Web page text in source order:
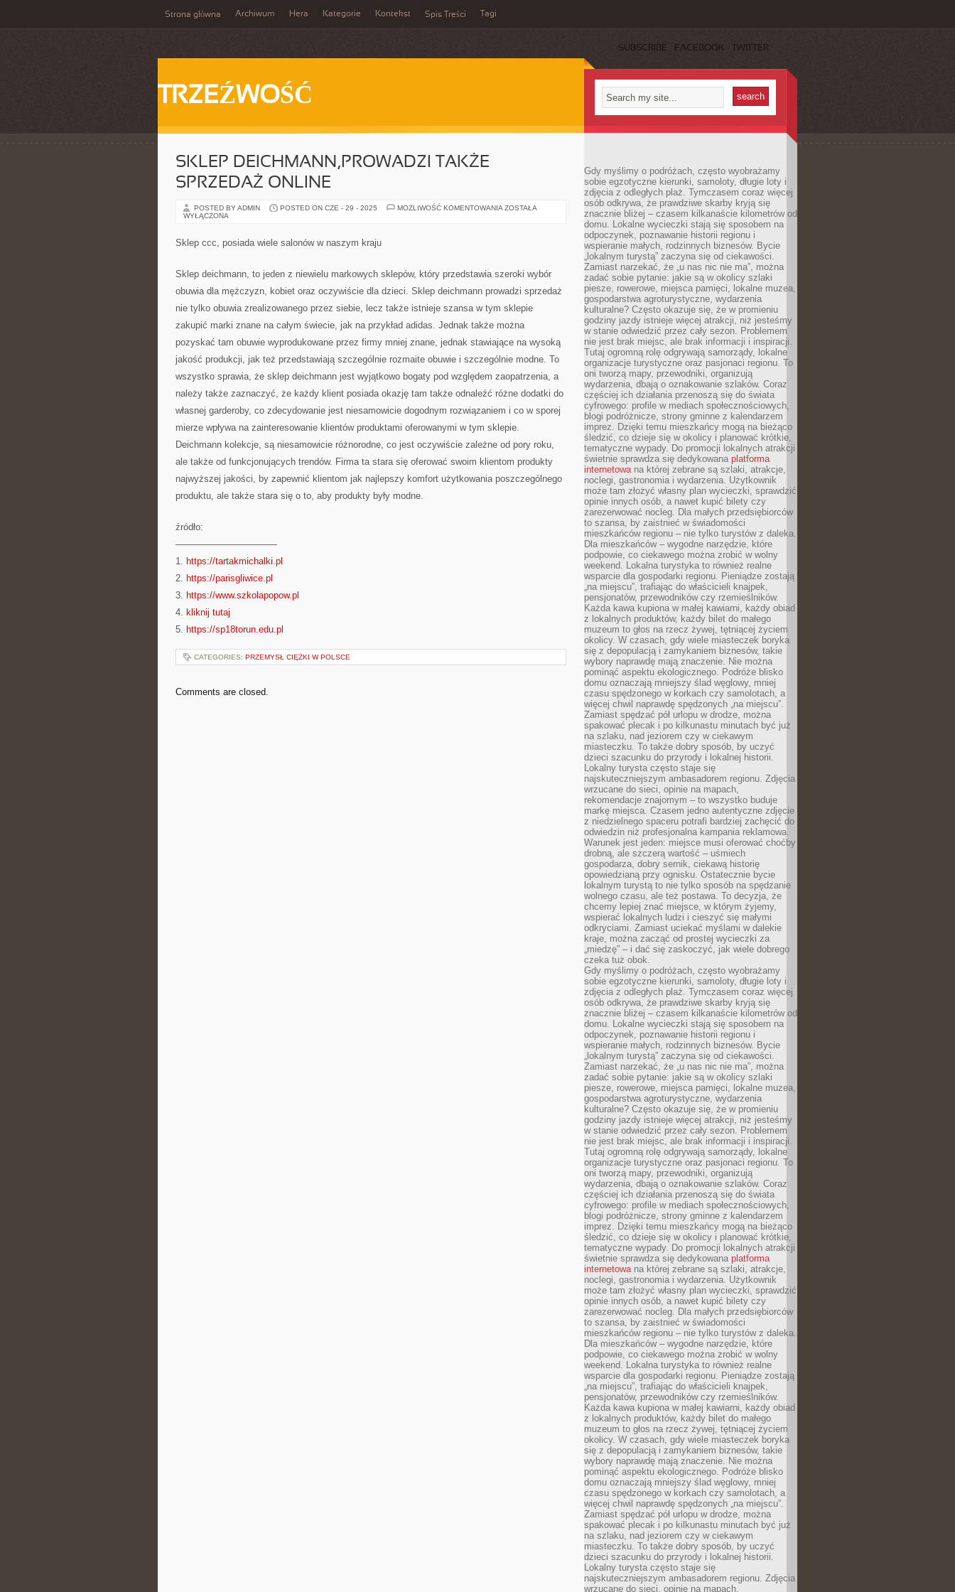
Strona główna Archiwum Hera Kategorie Kontekst Spis Treści Tagi
SUBSCRIBE FACEBOOK TWITTER
TRZEŹWOŚĆ
SKLEP DEICHMANN,PROWADZI TAKŻE
SPRZEDAŻ ONLINE
POSTED BY ADMIN POSTED ON CZE - 29 - 2025 MOŻLIWOŚĆ KOMENTOWANIA SKLEP
DEICHMANN,PROWADZI
ZOSTAŁA
WYŁĄCZONA
Sklep ccc, posiada wiele salonów w naszym kraju
Sklep deichmann, to jeden z niewielu markowych sklepów, który przedstawia szeroki wybór
obuwia dla mężczyzn, kobiet oraz oczywiście dla dzieci. Sklep deichmann prowadzi sprzedaż
nie tylko obuwia zrealizowanego przez siebie, lecz także istnieje szansa w tym sklepie
zakupić marki znane na całym świecie, jak na przykład adidas. Jednak także można
pozyskać tam obuwie wyprodukowane przez firmy mniej znane, jednak stawiające na wysoką
jakość produkcji, jak też przedstawiają szczególnie rozmaite obuwie i szczególnie modne. To
wszystko sprawia, że sklep deichmann jest wyjątkowo bogaty pod względem zaopatrzenia, a
należy także zaznaczyć, że każdy klient posiada okazję tam także odnaleźć różne dodatki do
własnej garderoby, co zdecydowanie jest niesamowicie dogodnym rozwiązaniem i co w sporej
mierze wpływa na zainteresowanie klientów produktami oferowanymi w tym sklepie.
Deichmann kolekcje, są niesamowicie różnorodne, co jest oczywiście zależne od pory roku,
ale także od funkcjonujących trendów. Firma ta stara się oferować swoim klientom produkty
najwyższej jakości, by zapewnić klientom jak najlepszy komfort użytkowania poszczególnego
produktu, ale także stara się o to, aby produkty były modne.
źródło:
———————————
1. https://tartakmichalki.pl
2. https://parisgliwice.pl
3. https://www.szkolapopow.pl
4. kliknij tutaj
5. https://sp18torun.edu.pl
CATEGORIES: PRZEMYSŁ CIĘŻKI W POLSCE
Comments are closed.
Gdy myślimy o podróżach, często wyobrażamy
sobie egzotyczne kierunki, samoloty, długie loty i
zdjęcia z odległych plaż. Tymczasem coraz więcej
osób odkrywa, że prawdziwe skarby kryją się
znacznie bliżej – czasem kilkanaście kilometrów od
domu. Lokalne wycieczki stają się sposobem na
odpoczynek, poznawanie historii regionu i
wspieranie małych, rodzinnych biznesów. Bycie
„lokalnym turystą” zaczyna się od ciekawości.
Zamiast narzekać, że „u nas nic nie ma”, można
zadać sobie pytanie: jakie są w okolicy szlaki
piesze, rowerowe, miejsca pamięci, lokalne muzea,
gospodarstwa agroturystyczne, wydarzenia
kulturalne? Często okazuje się, że w promieniu
godziny jazdy istnieje więcej atrakcji, niż jesteśmy
w stanie odwiedzić przez cały sezon. Problemem
nie jest brak miejsc, ale brak informacji i inspiracji.
Tutaj ogromną rolę odgrywają samorządy, lokalne
organizacje turystyczne oraz pasjonaci regionu. To
oni tworzą mapy, przewodniki, organizują
wydarzenia, dbają o oznakowanie szlaków. Coraz
częściej ich działania przenoszą się do świata
cyfrowego: profile w mediach społecznościowych,
blogi podróżnicze, strony gminne z kalendarzem
imprez. Dzięki temu mieszkańcy mogą na bieżąco
śledzić, co dzieje się w okolicy i planować krótkie,
tematyczne wypady. Do promocji lokalnych atrakcji
świetnie sprawdza się dedykowana platforma
internetowana której zebrane są szlaki, atrakcje,
noclegi, gastronomia i wydarzenia. Użytkownik
może tam złożyć własny plan wycieczki, sprawdzić
opinie innych osób, a nawet kupić bilety czy
zarezerwować nocleg. Dla małych przedsiębiorców
to szansa, by zaistnieć w świadomości
mieszkańców regionu – nie tylko turystów z daleka.
Dla mieszkańców – wygodne narzędzie, które
podpowie, co ciekawego można zrobić w wolny
weekend. Lokalna turystyka to również realne
wsparcie dla gospodarki regionu. Pieniądze zostają
„na miejscu”, trafiając do właścicieli knajpek,
pensjonatów, przewodników czy rzemieślników.
Każda kawa kupiona w małej kawiarni, każdy obiad
z lokalnych produktów, każdy bilet do małego
muzeum to głos na rzecz żywej, tętniącej życiem
okolicy. W czasach, gdy wiele miasteczek boryka
się z depopulacją i zamykaniem biznesów, takie
wybory naprawdę mają znaczenie. Nie można
pominąć aspektu ekologicznego. Podróże blisko
domu oznaczają mniejszy ślad węglowy, mniej
czasu spędzonego w korkach czy samolotach, a
więcej chwil naprawdę spędzonych „na miejscu”.
Zamiast spędzać pół urlopu w drodze, można
spakować plecak i po kilkunastu minutach być już
na szlaku, nad jeziorem czy w ciekawym
miasteczku. To także dobry sposób, by uczyć
dzieci szacunku do przyrody i lokalnej historii.
Lokalny turysta często staje się
najskuteczniejszym ambasadorem regionu. Zdjęcia
wrzucane do sieci, opinie na mapach,
rekomendacje znajomym – to wszystko buduje
markę miejsca. Czasem jedno autentyczne zdjęcie
z niedzielnego spaceru potrafi bardziej zachęcić do
odwiedzin niż profesjonalna kampania reklamowa.
Warunek jest jeden: miejsce musi oferować choćby
drobną, ale szczerą wartość – uśmiech
gospodarza, dobry sernik, ciekawą historię
opowiedzianą przy ognisku. Ostatecznie bycie
lokalnym turystą to nie tylko sposób na spędzanie
wolnego czasu, ale też postawa. To decyzja, że
chcemy lepiej znać miejsce, w którym żyjemy,
wspierać lokalnych ludzi i cieszyć się małymi
odkryciami. Zamiast uciekać myślami w dalekie
kraje, można zacząć od prostej wycieczki za
„miedzę” – i dać się zaskoczyć, jak wiele dobrego
czeka tuż obok.
Gdy myślimy o podróżach, często wyobrażamy
sobie egzotyczne kierunki, samoloty, długie loty i
zdjęcia z odległych plaż. Tymczasem coraz więcej
osób odkrywa, że prawdziwe skarby kryją się
znacznie bliżej – czasem kilkanaście kilometrów od
domu. Lokalne wycieczki stają się sposobem na
odpoczynek, poznawanie historii regionu i
wspieranie małych, rodzinnych biznesów. Bycie
„lokalnym turystą” zaczyna się od ciekawości.
Zamiast narzekać, że „u nas nic nie ma”, można
zadać sobie pytanie: jakie są w okolicy szlaki
piesze, rowerowe, miejsca pamięci, lokalne muzea,
gospodarstwa agroturystyczne, wydarzenia
kulturalne? Często okazuje się, że w promieniu
godziny jazdy istnieje więcej atrakcji, niż jesteśmy
w stanie odwiedzić przez cały sezon. Problemem
nie jest brak miejsc, ale brak informacji i inspiracji.
Tutaj ogromną rolę odgrywają samorządy, lokalne
organizacje turystyczne oraz pasjonaci regionu. To
oni tworzą mapy, przewodniki, organizują
wydarzenia, dbają o oznakowanie szlaków. Coraz
częściej ich działania przenoszą się do świata
cyfrowego: profile w mediach społecznościowych,
blogi podróżnicze, strony gminne z kalendarzem
imprez. Dzięki temu mieszkańcy mogą na bieżąco
śledzić, co dzieje się w okolicy i planować krótkie,
tematyczne wypady. Do promocji lokalnych atrakcji
świetnie sprawdza się dedykowana platforma
internetowana której zebrane są szlaki, atrakcje,
noclegi, gastronomia i wydarzenia. Użytkownik
może tam złożyć własny plan wycieczki, sprawdzić
opinie innych osób, a nawet kupić bilety czy
zarezerwować nocleg. Dla małych przedsiębiorców
to szansa, by zaistnieć w świadomości
mieszkańców regionu – nie tylko turystów z daleka.
Dla mieszkańców – wygodne narzędzie, które
podpowie, co ciekawego można zrobić w wolny
weekend. Lokalna turystyka to również realne
wsparcie dla gospodarki regionu. Pieniądze zostają
„na miejscu”, trafiając do właścicieli knajpek,
pensjonatów, przewodników czy rzemieślników.
Każda kawa kupiona w małej kawiarni, każdy obiad
z lokalnych produktów, każdy bilet do małego
muzeum to głos na rzecz żywej, tętniącej życiem
okolicy. W czasach, gdy wiele miasteczek boryka
się z depopulacją i zamykaniem biznesów, takie
wybory naprawdę mają znaczenie. Nie można
pominąć aspektu ekologicznego. Podróże blisko
domu oznaczają mniejszy ślad węglowy, mniej
czasu spędzonego w korkach czy samolotach, a
więcej chwil naprawdę spędzonych „na miejscu”.
Zamiast spędzać pół urlopu w drodze, można
spakować plecak i po kilkunastu minutach być już
na szlaku, nad jeziorem czy w ciekawym
miasteczku. To także dobry sposób, by uczyć
dzieci szacunku do przyrody i lokalnej historii.
Lokalny turysta często staje się
najskuteczniejszym ambasadorem regionu. Zdjęcia
wrzucane do sieci, opinie na mapach,